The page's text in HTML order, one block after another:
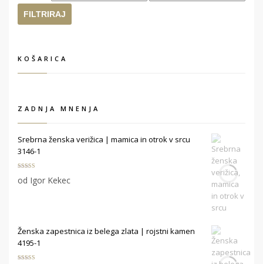
cena
FILTRIRAJ
KOŠARICA
ZADNJA MNENJA
Srebrna ženska verižica | mamica in otrok v srcu
3146-1
od 5
od Igor Kekec
Ženska zapestnica iz belega zlata | rojstni kamen
4195-1